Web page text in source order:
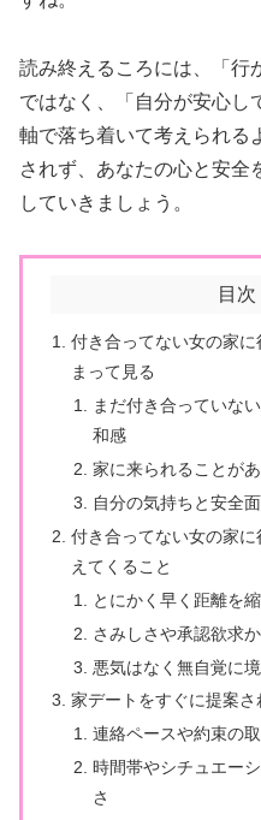
読み終えるころには、「行
ではなく、「自分が安心し
軸で落ち着いて考えられる
されず、あなたの心と安全
していきましょう。
目次
付き合ってない女の家
まって見る
まだ付き合っていな
和感
家に来られることが
自分の気持ちと安全
付き合ってない女の家
えてくること
とにかく早く距離を
さみしさや承認欲求
悪気はなく無自覚に
家デートをすぐに提案
連絡ペースや約束の
時間帯やシチュエー
さ